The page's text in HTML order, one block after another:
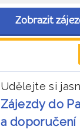
Zobrazit
Udělejte si
Zájezdy do
a doporučení